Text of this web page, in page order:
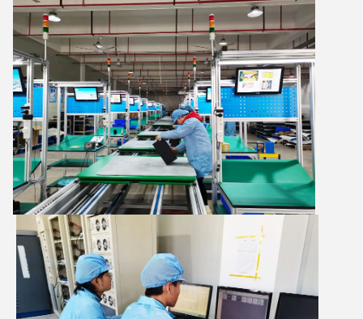
জমা দিন